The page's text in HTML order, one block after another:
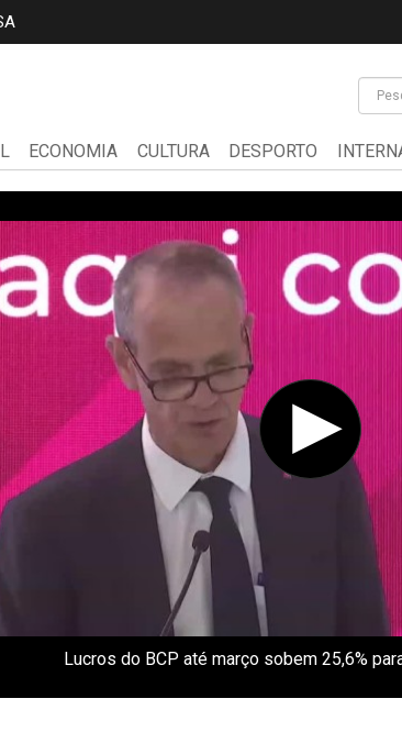
ECONOMIA CULTURA DESPORTO
Lucros do BCP até março sobem 25,6%